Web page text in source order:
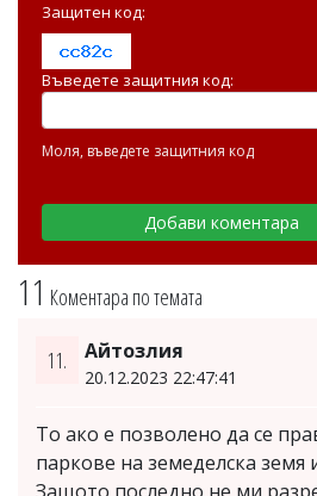
11 Коментара по темата
11. Айтозлия
20.12.2023 22:47:41
То ако е позволено да се
паркове на земеделска земя
Защитен код:
Въведете защитния код:
Моля, въведете защитния код